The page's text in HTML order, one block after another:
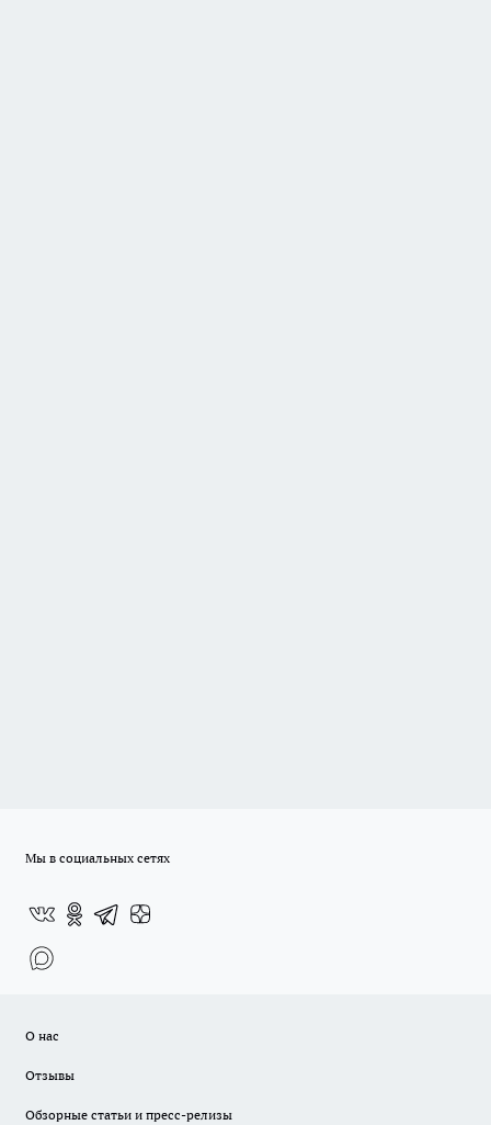
Мы в социальных сетях
О нас
Отзывы
Обзорные статьи и пресс-релизы